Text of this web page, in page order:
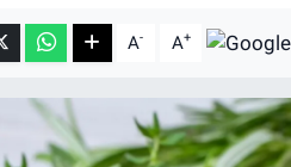
A- A+